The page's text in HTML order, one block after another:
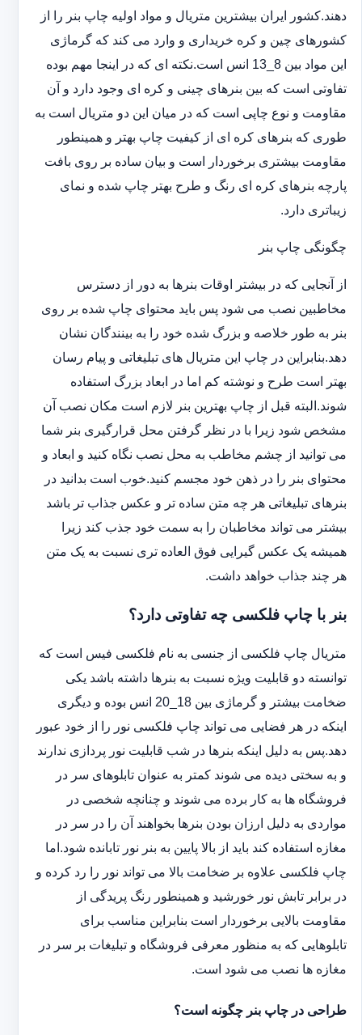
دهند.کشور ایران بیشترین متریال و مواد اولیه چاپ بنر را از
کشورهای چین و کره خریداری و وارد می کند که گرماژی
این مواد بین 8_13 انس است.نکته ای که در اینجا مهم بوده
تفاوتی است که بین بنرهای چینی و کره ای وجود دارد و آن
مقاومت و نوع چاپی است که در میان این دو متریال است به
طوری که بنرهای کره ای از کیفیت چاپ بهتر و همینطور
مقاومت بیشتری برخوردار است و بیان ساده بر روی بافت
پارچه بنرهای کره ای رنگ و طرح بهتر چاپ شده و نمای
زیباتری دارد.
چگونگی چاپ بنر
از آنجایی که در بیشتر اوقات بنرها به دور از دسترس
مخاطبین نصب می شود پس باید محتوای چاپ شده بر روی
بنر به طور خلاصه و بزرگ شده خود را به بینندگان نشان
دهد.بنابراین در چاپ این متریال های تبلیغاتی و پیام رسان
بهتر است طرح و نوشته کم اما در ابعاد بزرگ استفاده
شوند.البته قبل از چاپ بهترین بنر لازم است مکان نصب آن
مشخص شود زیرا با در نظر گرفتن محل قرارگیری بنر شما
می توانید از چشم مخاطب به محل نصب نگاه کنید و ابعاد و
محتوای بنر را در ذهن خود مجسم کنید.خوب است بدانید در
بنرهای تبلیغاتی هر چه متن ساده تر و عکس جذاب تر باشد
بیشتر می تواند مخاطبان را به سمت خود جذب کند زیرا
همیشه یک عکس گیرایی فوق العاده تری نسبت به یک متن
هر چند جذاب خواهد داشت.
بنر با چاپ فلکسی چه تفاوتی دارد؟
متریال چاپ فلکسی از جنسی به نام فلکسی فیس است که
توانسته دو قابلیت ویژه نسبت به بنرها داشته باشد یکی
ضخامت بیشتر و گرماژی بین 18_20 انس بوده و دیگری
اینکه در هر فضایی می تواند چاپ فلکسی نور را از خود عبور
دهد.پس به دلیل اینکه بنرها در شب قابلیت نور پردازی ندارند
و به سختی دیده می شوند کمتر به عنوان تابلوهای سر در
فروشگاه ها به کار برده می شوند و چنانچه شخصی در
مواردی به دلیل ارزان بودن بنرها بخواهند آن را در سر در
مغازه استفاده کند باید از بالا پایین به بنر نور تابانده شود.اما
چاپ فلکسی علاوه بر ضخامت بالا می تواند نور را رد کرده و
در برابر تابش نور خورشید و همینطور رنگ پریدگی از
مقاومت بالایی برخوردار است بنابراین مناسب برای
تابلوهایی که به منظور معرفی فروشگاه و تبلیغات بر سر در
مغازه ها نصب می شود است.
طراحی در چاپ بنر چگونه است؟